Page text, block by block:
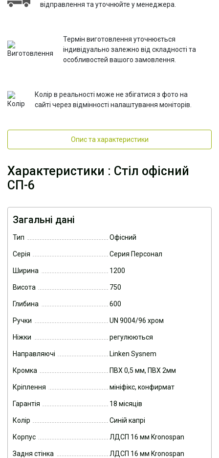
відправлення та уточнюйте у менеджера.
Термін виготовлення уточнюється
індивідуально залежно від складності та
особливостей вашого замовлення.
Колір в реальності може не збігатися з фото на
сайті через відмінності налаштування моніторів.
Опис та характеристики
Характеристики : Стіл офісний
СП-6
Загальні дані
Тип Офісний
Серія Серия Персонал
Ширина 1200
Висота 750
Глибина 600
Ручки UN 9004/96 хром
Ніжки регулюються
Направляючі Linken Sysnem
Кромка ПВХ 0,5 мм, ПВХ 2мм
Кріплення мініфікс, конфирмат
Гарантія 18 місяців
Колір Синій капрі
Корпус ЛДСП 16 мм Kronospan
Задня стінка ЛДСП 16 мм Kronospan